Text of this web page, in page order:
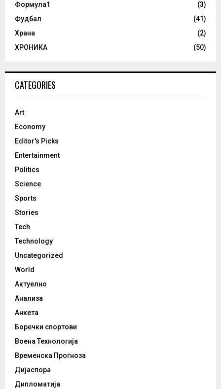
Формула1
(3)
Фудбал
(41)
Храна
(2)
ХРОНИКА
(50)
CATEGORIES
Art
Economy
Editor's Picks
Entertainment
Politics
Science
Sports
Stories
Tech
Technology
Uncategorized
World
Актуелно
Анализа
Анкета
Боречки спортови
Воена Технологија
Временска Прогноза
Дијаспора
Дипломатија